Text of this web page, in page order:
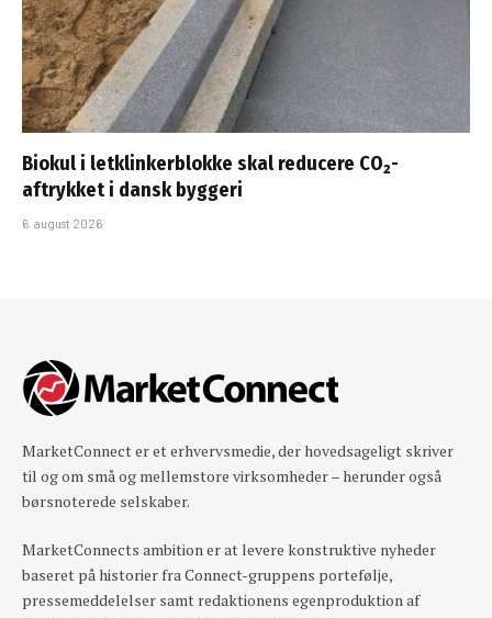
Biokul i letklinkerblokke skal reducere CO₂-
aftrykket i dansk byggeri
6. august 2026
MarketConnect er et erhvervsmedie, der hovedsageligt skriver
til og om små og mellemstore virksomheder – herunder også
børsnoterede selskaber.
MarketConnects ambition er at levere konstruktive nyheder
baseret på historier fra Connect-gruppens portefølje,
pressemeddelelser samt redaktionens egenproduktion af